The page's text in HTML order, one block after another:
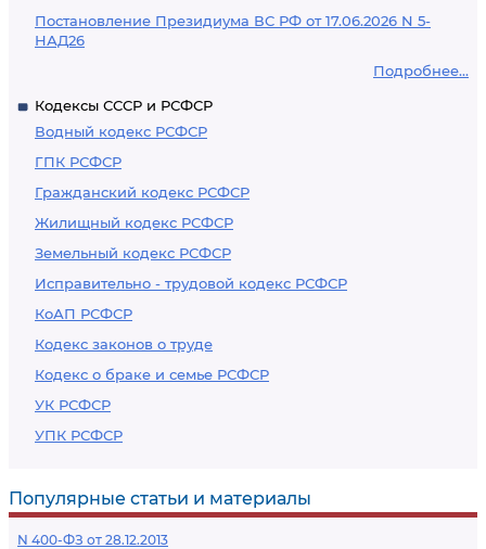
Постановление Президиума ВС РФ от 17.06.2026 N 5-
НАД26
Подробнее...
Кодексы СССР и РСФСР
Водный кодекс РСФСР
ГПК РСФСР
Гражданский кодекс РСФСР
Жилищный кодекс РСФСР
Земельный кодекс РСФСР
Исправительно - трудовой кодекс РСФСР
КоАП РСФСР
Кодекс законов о труде
Кодекс о браке и семье РСФСР
УК РСФСР
УПК РСФСР
Популярные статьи и материалы
N 400-ФЗ от 28.12.2013